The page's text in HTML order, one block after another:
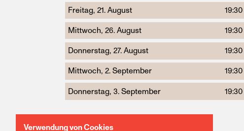
Freitag, 21. August
19:30
Mittwoch, 26. August
19:30
Donnerstag, 27. August
19:30
Mittwoch, 2. September
19:30
Donnerstag, 3. September
19:30
Verwendung von Cookies